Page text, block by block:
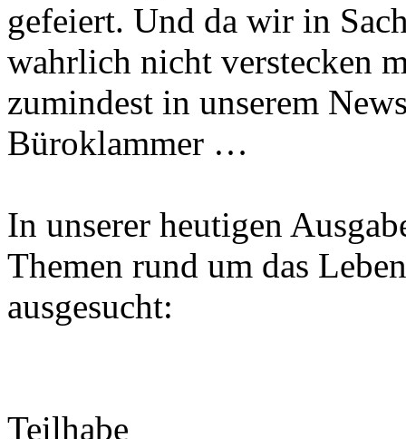
gefeiert. Und da wir in
wahrlich nicht verstecken
zumindest in unserem
Büroklammer …
In unserer heutigen
Themen rund um das
ausgesucht:
Teilhabe